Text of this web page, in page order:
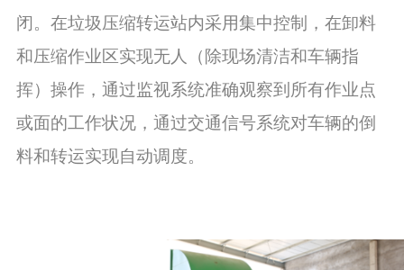
闭。在垃圾压缩转运站内采用集中控制，在卸料
和压缩作业区实现无人（除现场清洁和车辆指
挥）操作，通过监视系统准确观察到所有作业点
或面的工作状况，通过交通信号系统对车辆的倒
料和转运实现自动调度。